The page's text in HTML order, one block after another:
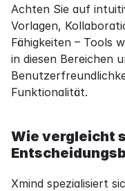
Achten Sie auf
Vorlagen,
Fähigkeiten – Tools
in diesen Bereichen
Funktionalität.
Wie vergleicht
Xmind spezialisiert